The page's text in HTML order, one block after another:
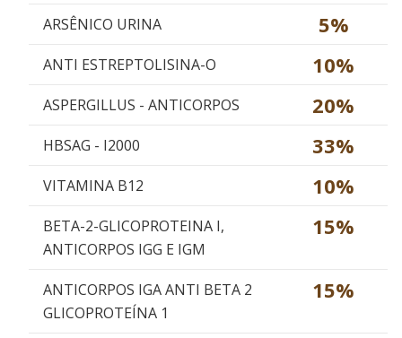
ARSÊNICO URINA 5%
ANTI ESTREPTOLISINA-O 10%
ASPERGILLUS - ANTICORPOS 20%
HBSAG - I2000 33%
VITAMINA B12 10%
BETA-2-GLICOPROTEINA I,
ANTICORPOS IGG E IGM
15%
ANTICORPOS IGA ANTI BETA 2
GLICOPROTEÍNA 1
15%